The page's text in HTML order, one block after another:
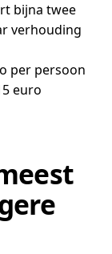
bijna twee
verhouding
per persoon
euro